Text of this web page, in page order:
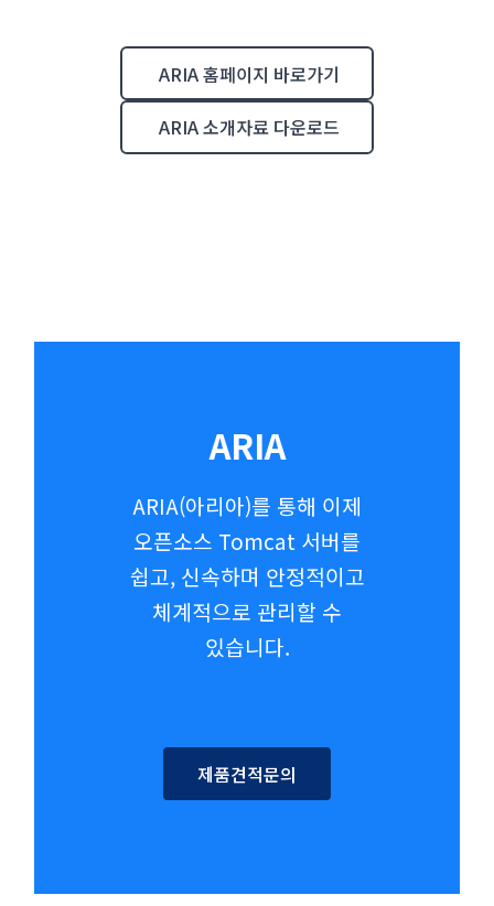
ARIA 홈페이지 바로가기
ARIA 소개자료 다운로드
ARIA
ARIA(아리아)를 통해 이제
오픈소스 Tomcat 서버를
쉽고, 신속하며 안정적이고
체계적으로 관리할 수
있습니다.
제품견적문의